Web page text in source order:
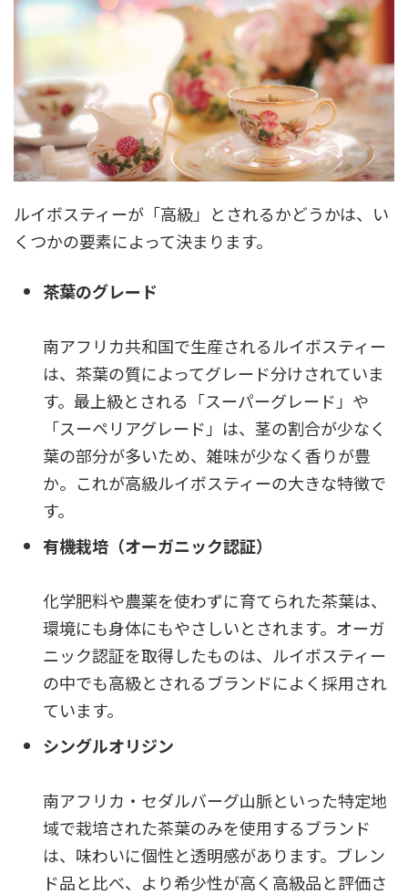
ルイボスティーが「高級」とされるかどうかは、い
くつかの要素によって決まります。
茶葉のグレード
南アフリカ共和国で生産されるルイボスティー
は、茶葉の質によってグレード分けされていま
す。最上級とされる「スーパーグレード」や
「スーペリアグレード」は、茎の割合が少なく
葉の部分が多いため、雑味が少なく香りが豊
か。これが高級ルイボスティーの大きな特徴で
す。
有機栽培（オーガニック認証）
化学肥料や農薬を使わずに育てられた茶葉は、
環境にも身体にもやさしいとされます。オーガ
ニック認証を取得したものは、ルイボスティー
の中でも高級とされるブランドによく採用され
ています。
シングルオリジン
南アフリカ・セダルバーグ山脈といった特定地
域で栽培された茶葉のみを使用するブランド
は、味わいに個性と透明感があります。ブレン
ド品と比べ、より希少性が高く高級品と評価さ